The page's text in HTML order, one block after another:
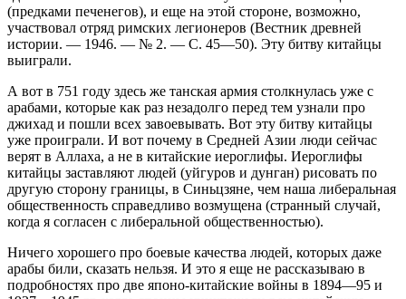
(предками печенегов), и еще на этой стороне, возможно,
участвовал отряд римских легионеров (Вестник древней
истории. — 1946. — № 2. — С. 45—50). Эту битву китайцы
выиграли.
А вот в 751 году здесь же танская армия столкнулась уже с
арабами, которые как раз незадолго перед тем узнали про
джихад и пошли всех завоевывать. Вот эту битву китайцы
уже проиграли. И вот почему в Средней Азии люди сейчас
верят в Аллаха, а не в китайские иероглифы. Иероглифы
китайцы заставляют людей (уйгуров и дунган) рисовать по
другую сторону границы, в Синьцзяне, чем наша либеральная
общественность справедливо возмущена (странный случай,
когда я согласен с либеральной общественностью).
Ничего хорошего про боевые качества людей, которых даже
арабы били, сказать нельзя. И это я еще не рассказываю в
подробностях про две японо-китайские войны в 1894—95 и